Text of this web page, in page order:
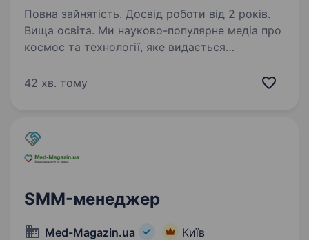
Повна зайнятість. Досвід роботи від 2 років.
Вища освіта. Ми науково-популярне медіа про
космос та технології, яке видається
Ми працюємо зі різними типами контенту
та розвиваємо…
42 хв. тому
SMM-менеджер
Med-Magazin.ua Київ